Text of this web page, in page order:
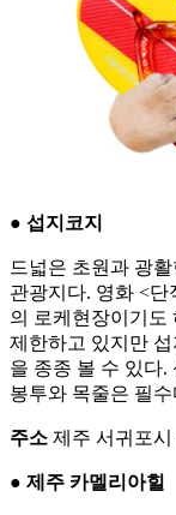
● 섭지코지
드넓은 초원과 광
관광지다. 영화 <
의 로케현장이기도
제한하고 있지만
을 종종 볼 수 있다.
봉투와 목줄은 필수
주소 제주 서귀포시
● 제주 카멜리아힐